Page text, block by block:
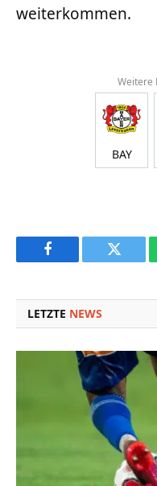
weiterkommen.
Weitere
BAY
Facebook Twitter
LETZTE NEWS